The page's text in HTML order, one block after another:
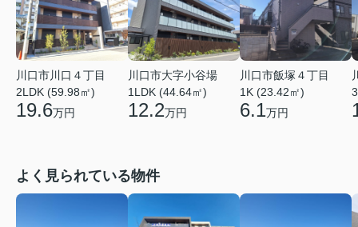
川口市川口４丁目
2LDK (59.98㎡)
19.6万円
川口市大字小谷場
1LDK (44.64㎡)
12.2万円
川口市飯塚４丁目
1K (23.42㎡)
6.1万円
よく見られている物件